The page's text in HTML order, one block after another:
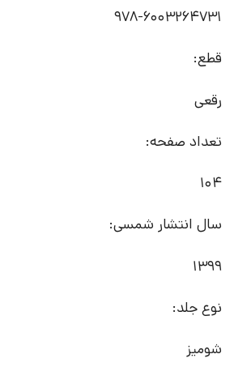
978-6003264731
قطع:
رقعی
تعداد صفحه:
104
سال انتشار شمسی:
1399
نوع جلد:
شومیز